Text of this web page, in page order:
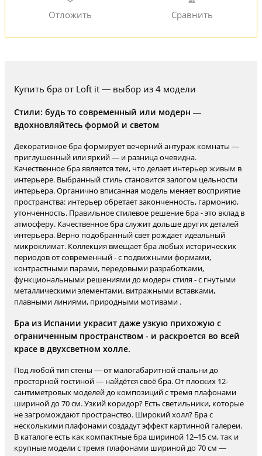
Купить бра от Loft it — выбор из 4 модели
Стили: будь то современный или модерн —
вдохновляйтесь формой и светом
Декоративное бра формирует вечерний антураж комнаты —
приглушенный или яркий — и разница очевидна.
Качественное бра является тем, что делает интерьер живым в
интерьере. Выбранный стиль становится залогом цельности
интерьера. Органично вписанная модель меняет восприятие
пространства: интерьер обретает законченность, гармонию,
утонченность. Правильное стилевое решение бра - это вклад в
атмосферу. Качественное бра служит дольше других деталей
интерьера. Верно подобранный свет рождает идеальный
микроклимат. Коллекция вмещает бра любых исторических
периодов от современный - с подвижными формами,
контрастными парами, передовыми разработками,
функциональными решениями до модерн стиля - с гнутыми
металлическими элементами, витражными вставками,
плавными линиями, природными мотивами .
Бра из Испании украсит даже узкую прихожую с
ограниченным пространством - и раскроется во всей
красе в двухсветном холле.
Под любой тип стены — от малогабаритной спальни до
просторной гостиной — найдётся своё бра. От плоских 12-
сантиметровых моделей до композиций с тремя плафонами
шириной до 70 см. Узкий коридор? Есть светильники, которые
не загромождают пространство. Широкий холл? Бра с
несколькими плафонами создадут эффект картинной галереи.
В каталоге есть как компактные бра шириной 12–15 см, так и
крупные модели с тремя плафонами шириной до 70 см —